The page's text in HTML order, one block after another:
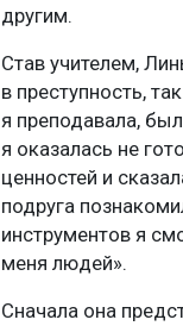
другим.
Став учителем,
в преступность,
я преподавала,
я оказалась не
ценностей и
подруга
инструментов я
меня людей».
Сначала она